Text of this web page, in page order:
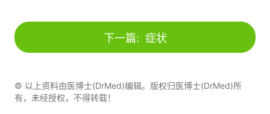
下一篇: 症状
© 以上资料由医博士(DrMed)编辑。版权归医博士(DrMed)所
有，未经授权，不得转载！